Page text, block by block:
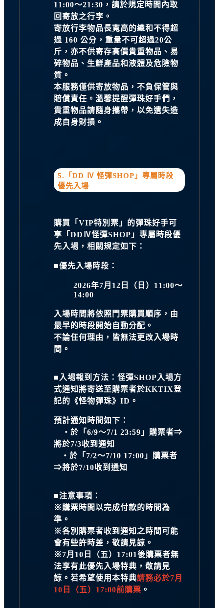
11:00～21:30，請於規定時間內取
回寄放之行李。
寄放行李物品長寬高的總和不得超
過 160 公分，重量不可超過20公
斤，亦不供寄存高價貴重物品、易
碎物品、生鮮產品和液體及危險物
質。
本服務僅供寄放物品，不負保管與
賠償責任。溫馨提醒彈珠好手們，
貴重物品請隨身攜帶，以免遺失造
成自身財損。
5.「DD Ⅳ 怪彈SHOP」專屬時段
優先入場
購買「VIP特別票」的彈珠好手可
享「DDⅣ怪彈SHOP」專屬時段優
先入場，相關規定如下：
■優先入場時段：
2026年7月12日（日）11:00～
14:00
入場時間將依照門票購買順序，由
最早的時段開始自動分配。
不論任何理由，皆無法更改入場時
間。
■入場報到方法：怪彈SHOP入場方
式通知將寄送至購票者於KKTIX登
記的《怪物彈珠》ID。
預計通知時間如下：
・於「6/9～7/1 23:59」購票者⇒
將於7/3收到通知
・於「7/2～7/10 17:00」購票者
⇒將於7/10收到通知
■注意事項：
※購票時間以完成付款的時間為
準。
※各別購票者收到通知之時間可能
會有些許時差，敬請見諒。
※7月10日（五）17:01後購票者無
法享有此優先入場特典，敬請見
諒。若希望使用本特典請務必於7月
10日（五）17:00前購票 。